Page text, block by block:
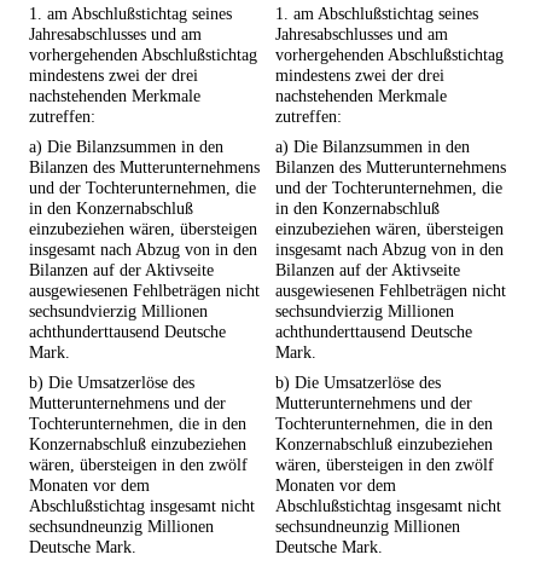
1. am Abschlußstichtag seines
Jahresabschlusses und am
vorhergehenden Abschlußstichtag
mindestens zwei der drei
nachstehenden Merkmale
zutreffen:
1. am Abschlußstichtag seines
Jahresabschlusses und am
vorhergehenden Abschlußstichtag
mindestens zwei der drei
nachstehenden Merkmale
zutreffen:
a) Die Bilanzsummen in den
Bilanzen des Mutterunternehmens
und der Tochterunternehmen, die
in den Konzernabschluß
einzubeziehen wären, übersteigen
insgesamt nach Abzug von in den
Bilanzen auf der Aktivseite
ausgewiesenen Fehlbeträgen nicht
sechsundvierzig Millionen
achthunderttausend Deutsche
Mark.
a) Die Bilanzsummen in den
Bilanzen des Mutterunternehmens
und der Tochterunternehmen, die
in den Konzernabschluß
einzubeziehen wären, übersteigen
insgesamt nach Abzug von in den
Bilanzen auf der Aktivseite
ausgewiesenen Fehlbeträgen nicht
sechsundvierzig Millionen
achthunderttausend Deutsche
Mark.
b) Die Umsatzerlöse des
Mutterunternehmens und der
Tochterunternehmen, die in den
Konzernabschluß einzubeziehen
wären, übersteigen in den zwölf
Monaten vor dem
Abschlußstichtag insgesamt nicht
sechsundneunzig Millionen
Deutsche Mark.
b) Die Umsatzerlöse des
Mutterunternehmens und der
Tochterunternehmen, die in den
Konzernabschluß einzubeziehen
wären, übersteigen in den zwölf
Monaten vor dem
Abschlußstichtag insgesamt nicht
sechsundneunzig Millionen
Deutsche Mark.